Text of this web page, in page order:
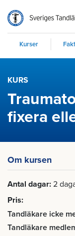
Kurser
KURS
fixera
Om kursen
Antal dagar 2
Pris
Tandläkare icke
Tandläkare